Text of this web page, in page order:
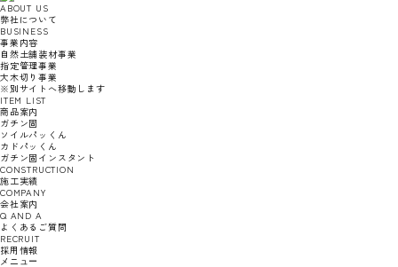
ABOUT US
弊社について
BUSINESS
事業内容
自然土舗装材事業
指定管理事業
大木切り事業
※別サイトへ移動します
ITEM LIST
商品案内
ガチン固
ソイルパッくん
カドパッくん
ガチン固インスタント
CONSTRUCTION
施工実績
COMPANY
会社案内
Q AND A
よくあるご質問
RECRUIT
採用情報
メニュー